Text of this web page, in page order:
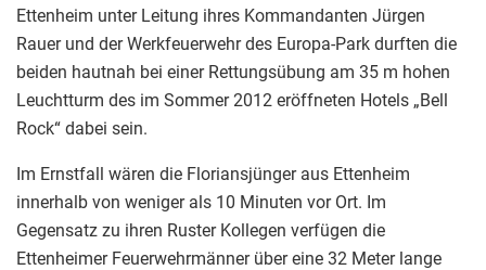
Ettenheim unter Leitung ihres Kommandanten Jürgen
Rauer und der Werkfeuerwehr des Europa-Park durften die
beiden hautnah bei einer Rettungsübung am 35 m hohen
Leuchtturm des im Sommer 2012 eröffneten Hotels „Bell
Rock“ dabei sein.
Im Ernstfall wären die Floriansjünger aus Ettenheim
innerhalb von weniger als 10 Minuten vor Ort. Im
Gegensatz zu ihren Ruster Kollegen verfügen die
Ettenheimer Feuerwehrmänner über eine 32 Meter lange